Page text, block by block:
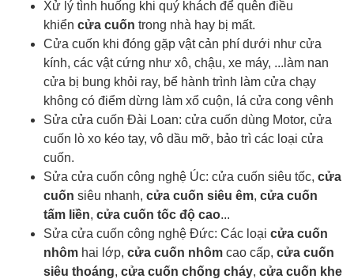
Xử lý tình huống khi quý khách để quên điều
khiển cửa cuốn trong nhà hay bị mất.
Cửa cuốn khi đóng gặp vật cản phí dưới như cửa
kính, các vật cứng như xô, chậu, xe máy, ...làm nan
cửa bị bung khỏi ray, bể hành trình làm cửa chạy
không có điểm dừng làm xổ cuộn, lá cửa cong vênh
Sửa cửa cuốn Đài Loan: cửa cuốn dùng Motor, cửa
cuốn lò xo kéo tay, vô dầu mỡ, bảo trì các loại cửa
cuốn.
Sửa cửa cuốn công nghệ Úc: cửa cuốn siêu tốc, cửa
cuốn siêu nhanh, cửa cuốn siêu êm, cửa cuốn
tấm liền, cửa cuốn tốc độ cao...
Sửa cửa cuốn công nghệ Đức: Các loại cửa cuốn
nhôm hai lớp, cửa cuốn nhôm cao cấp, cửa cuốn
siêu thoáng, cửa cuốn chống cháy, cửa cuốn khe